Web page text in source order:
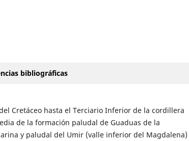
bibliográficas
Cretáceo hasta el Terciario Inferior de la cordillera
de la formación paludal de Guaduas de la
y paludal del Umir (valle inferior del Magdalena)